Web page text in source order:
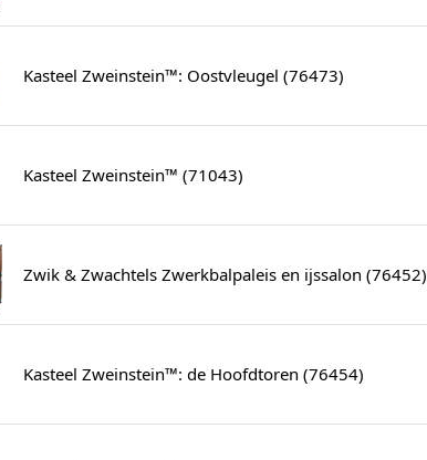
Kasteel Zweinstein™: Oostvleugel (76473)
Kasteel Zweinstein™ (71043)
Zwik & Zwachtels Zwerkbalpaleis en ijssalon (76452)
Kasteel Zweinstein™: de Hoofdtoren (76454)